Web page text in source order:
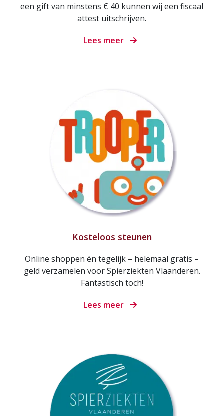
een gift van minstens € 40 kunnen wij een fiscaal
attest uitschrijven.
Lees meer
Kosteloos steunen
Online shoppen én tegelijk – helemaal gratis –
geld verzamelen voor Spierziekten Vlaanderen.
Fantastisch toch!
Lees meer